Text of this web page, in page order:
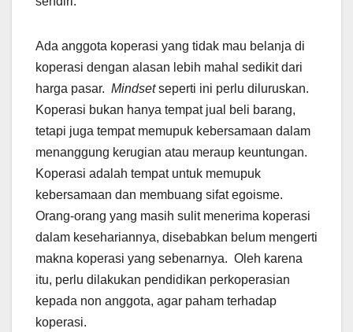
Ada anggota koperasi yang tidak mau belanja di
koperasi dengan alasan lebih mahal sedikit dari
harga pasar. Mindsetseperti ini perlu diluruskan.
Koperasi bukan hanya tempat jual beli barang,
tetapi juga tempat memupuk kebersamaan dalam
menanggung kerugian atau meraup keuntungan.
Koperasi adalah tempat untuk memupuk
kebersamaan dan membuang sifat egoisme.
Orang-orang yang masih sulit menerima koperasi
dalam kesehariannya, disebabkan belum mengerti
makna koperasi yang sebenarnya. Oleh karena
itu, perlu dilakukan pendidikan perkoperasian
kepada non anggota, agar paham terhadap
koperasi.